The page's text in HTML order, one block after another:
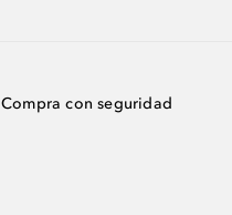
Compra con seguridad